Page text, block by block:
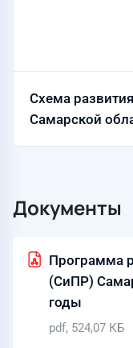
Схема
Самарской
Документы
Программа
(СиПР)
годы
pdf, 524,07 КБ